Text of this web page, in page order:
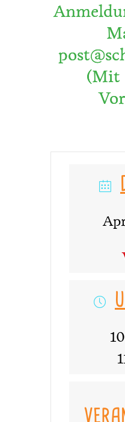
(Mit